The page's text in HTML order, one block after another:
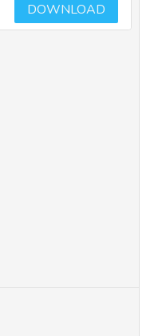
DOWNLOAD